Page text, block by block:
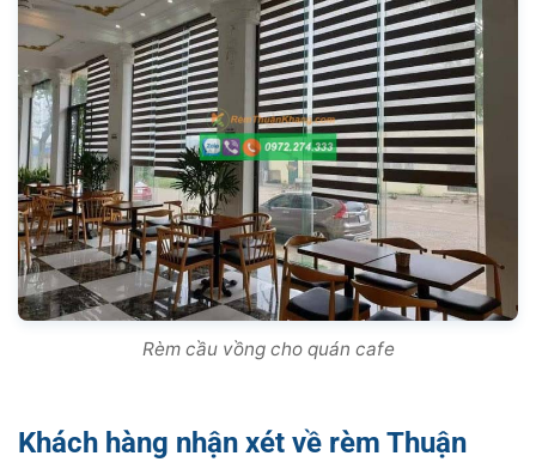
Rèm cầu vồng cho quán cafe
Khách hàng nhận xét về rèm Thuận